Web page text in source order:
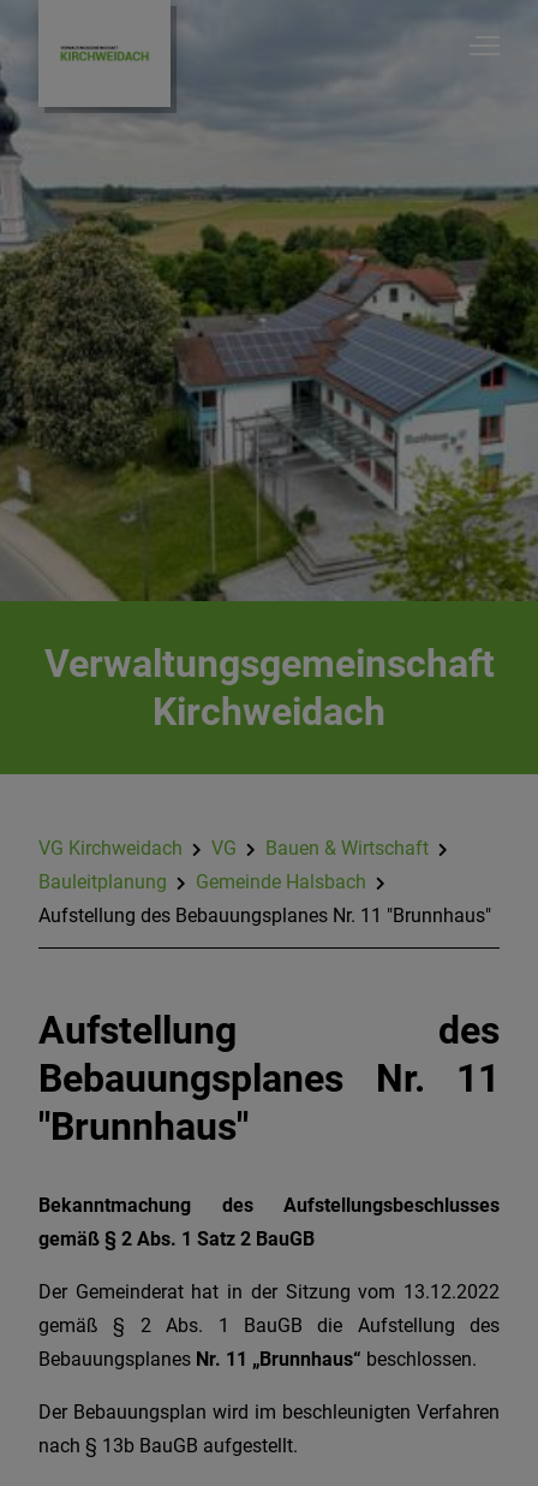
Bauleitplanung
Gemeinde Feichten
Gemeinde Halsbach
Gemeinde Kirchweidach
Gemeinde Tyrlaching
Landesportal Bauleitplanung in Bayern
Informationen zur Bauleitplanung "Erneuerbare
Verwaltungsgemeinschaft
Kirchweidach
VG Kirchweidach VG
Bauen & Wirtschaft
Bauleitplanung
Gemeinde Halsbach
Aufstellung des Bebauungsplanes Nr. 11 "Brunnhaus"
Aufstellung des
Bebauungsplanes Nr. 11
"Brunnhaus"
Bekanntmachung des Aufstellungsbeschlusses
gemäß § 2 Abs. 1 Satz 2 BauGB
Der Gemeinderat hat in der Sitzung vom 13.12.2022
gemäß § 2 Abs. 1 BauGB die Aufstellung des
Bebauungsplanes Nr. 11 „Brunnhaus“ beschlossen.
Der Bebauungsplan wird im beschleunigten Verfahren
nach § 13b BauGB aufgestellt.